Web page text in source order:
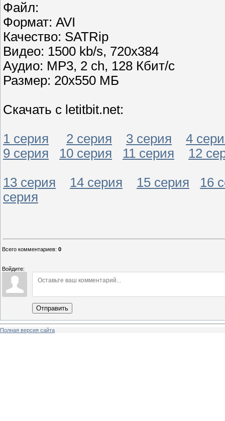
Файл:
Формат: AVI
Качество: SATRip
Видео: 1500 kb/s, 720x384
Аудио: MP3, 2 ch, 128 Кбит/с
Размер: 20х550 МБ
Скачать с letitbit.net:
1 серия 2 серия 3 серия
4
9 серия
10 серия 11 серия 12
13 серия 14 серия 15 серия
16
серия
Всего комментариев: 0
Войдите:
Отправить
Полная версия сайта